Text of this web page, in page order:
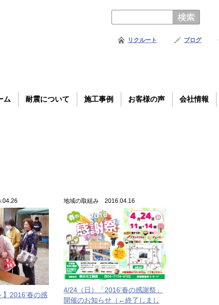
リクルート ブログ
ム 耐震について 施工事例 お客様の声 会社情報
】2016’春の感
地域の取組み 2016.04.16
4/24（日）「2016’春の感謝祭」
開催のお知らせ（←終了しまし